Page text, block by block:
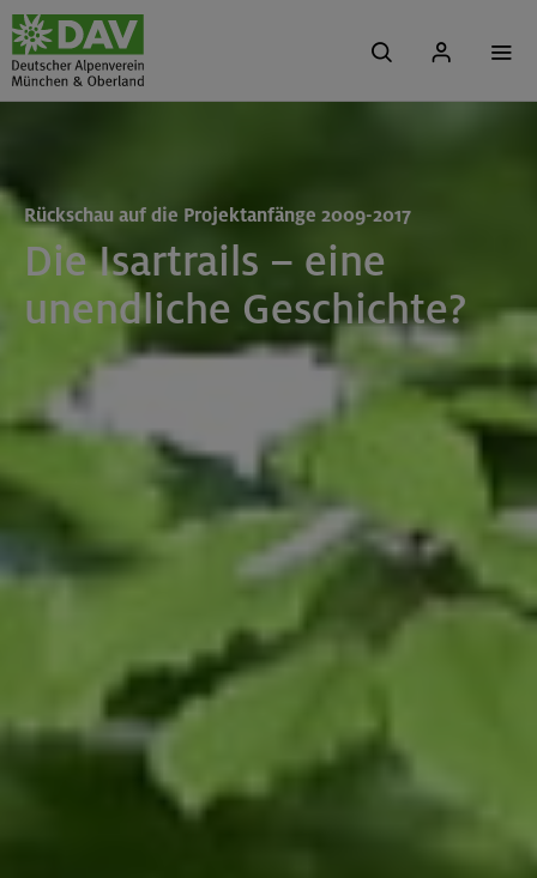
Rückschau auf die Projektanfänge 2009-2017
Die Isartrails – eine
unendliche Geschichte?